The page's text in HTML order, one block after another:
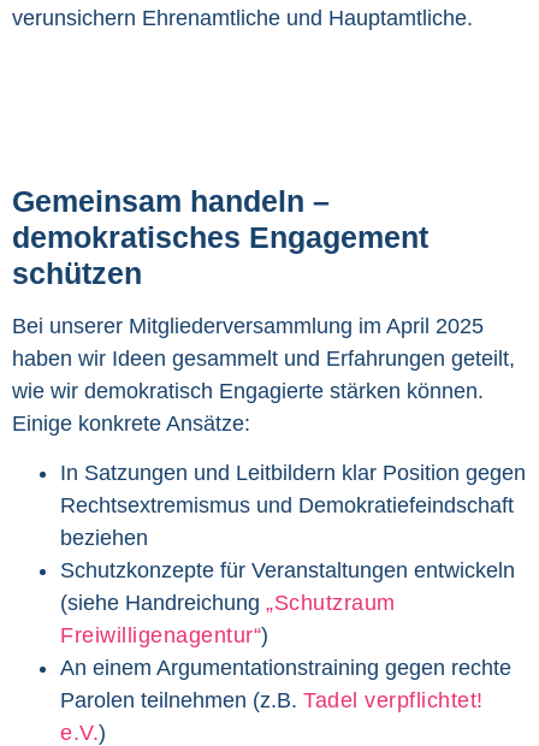
verunsichern Ehrenamtliche und Hauptamtliche.
Gemeinsam handeln –
demokratisches Engagement
schützen
Bei unserer Mitgliederversammlung im April 2025
haben wir Ideen gesammelt und Erfahrungen geteilt,
wie wir demokratisch Engagierte stärken können.
Einige konkrete Ansätze:
In Satzungen und Leitbildern klar Position gegen
Rechtsextremismus und Demokratiefeindschaft
beziehen
Schutzkonzepte für Veranstaltungen entwickeln
(siehe Handreichung „Schutzraum
Freiwilligenagentur“)
An einem Argumentationstraining gegen rechte
Parolen teilnehmen (z.B. Tadel verpflichtet!
e.V.)